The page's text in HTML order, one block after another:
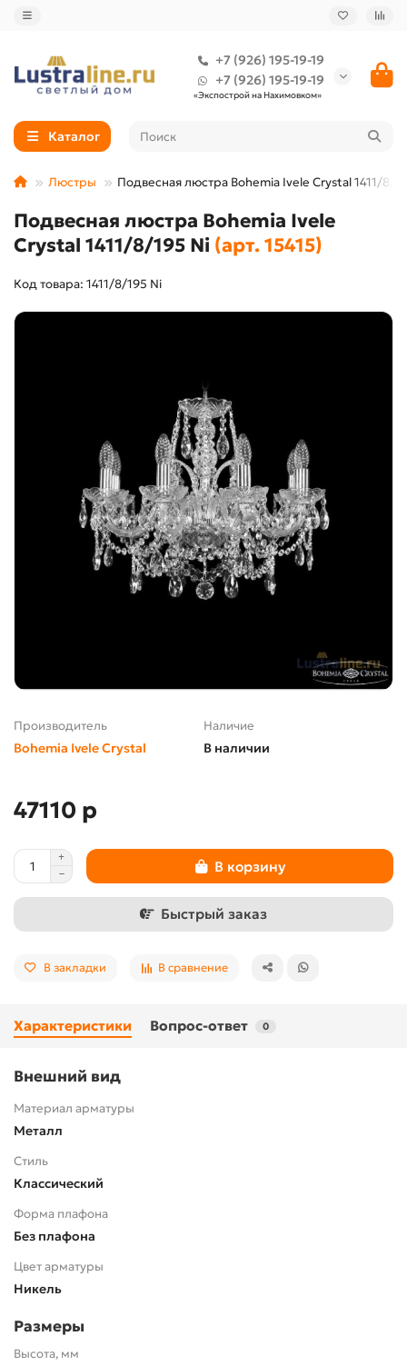
+7 (926) 195-19-19
+7 (926) 195-19-19
«Экспострой на Нахимовком»
Каталог
Люстры Подвесная люстра Bohemia Ivele Crystal 1411/8/
Подвесная люстра Bohemia Ivele
Crystal 1411/8/195 Ni (арт. 15415)
Код товара: 1411/8/195 Ni
Производитель
Bohemia Ivele Crystal
Наличие
В наличии
47110 р
В корзину
Быстрый заказ
В закладки В сравнение
Характеристики Вопрос-ответ 0
Внешний вид
Материал арматуры
Металл
Стиль
Классический
Форма плафона
Без плафона
Цвет арматуры
Никель
Размеры
Высота, мм